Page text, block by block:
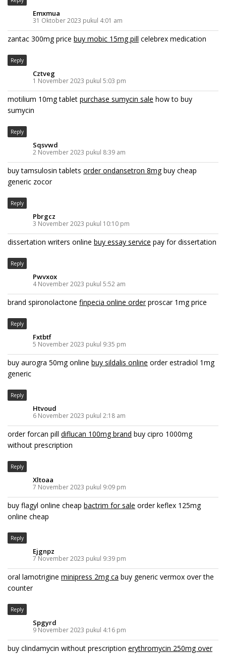
Emxmua
31 Oktober 2023 pukul 4:01 am
zantac 300mg price buy mobic 15mg pill celebrex medication
Reply
Cztveg
1 November 2023 pukul 5:03 pm
motilium 10mg tablet purchase sumycin sale how to buy
sumycin
Reply
Sqsvwd
2 November 2023 pukul 8:39 am
buy tamsulosin tablets order ondansetron 8mgbuy cheap
generic zocor
Reply
Pbrgcz
3 November 2023 pukul 10:10 pm
dissertation writers online buy essay service pay for dissertation
Reply
Pwvxox
4 November 2023 pukul 5:52 am
brand spironolactone finpecia online orderproscar 1mg price
Reply
Fxtbtf
5 November 2023 pukul 9:35 pm
buy aurogra 50mg online buy sildalis online order estradiol 1mg
generic
Reply
Htvoud
6 November 2023 pukul 2:18 am
order forcan pill diflucan 100mg brand buy cipro 1000mg
without prescription
Reply
Xltoaa
7 November 2023 pukul 9:09 pm
buy flagyl online cheap bactrim for sale order keflex 125mg
online cheap
Reply
Ejgnpz
7 November 2023 pukul 9:39 pm
oral lamotrigine minipress 2mg ca buy generic vermox over the
counter
Reply
Spgyrd
9 November 2023 pukul 4:16 pm
buy clindamycin without prescription erythromycin 250mg over